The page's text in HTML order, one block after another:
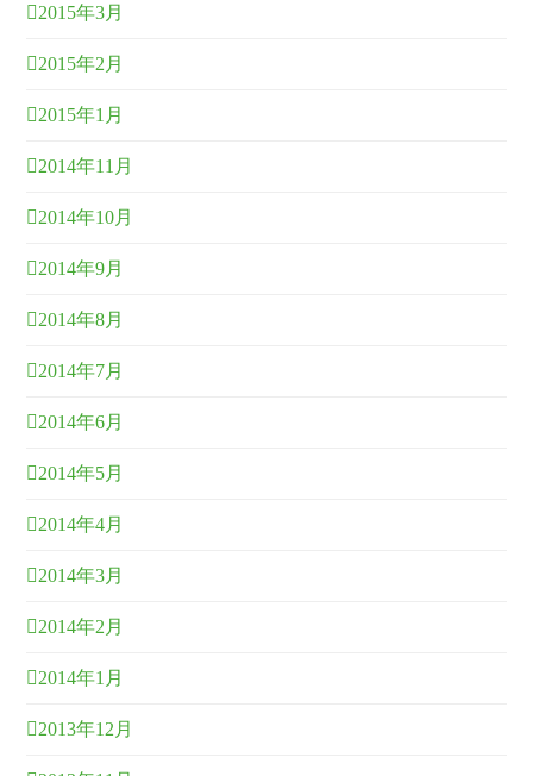
2015年3月
2015年2月
2015年1月
2014年11月
2014年10月
2014年9月
2014年8月
2014年7月
2014年6月
2014年5月
2014年4月
2014年3月
2014年2月
2014年1月
2013年12月